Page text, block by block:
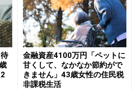
して安心感を選ぶ」
ると安心か、との問いには「最
持っておきたいです」と回答。
や1年分の生活費がある程度で
い」と言います。
金融資産4100万円「ペットに
甘くして、なかなか節約がで
きません」43歳女性の住民税
非課税生活